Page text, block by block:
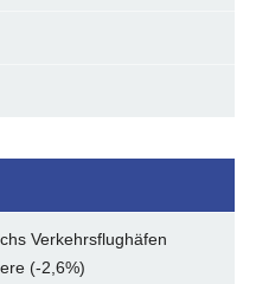
Verkehrsflughäfen
(-2,6%)